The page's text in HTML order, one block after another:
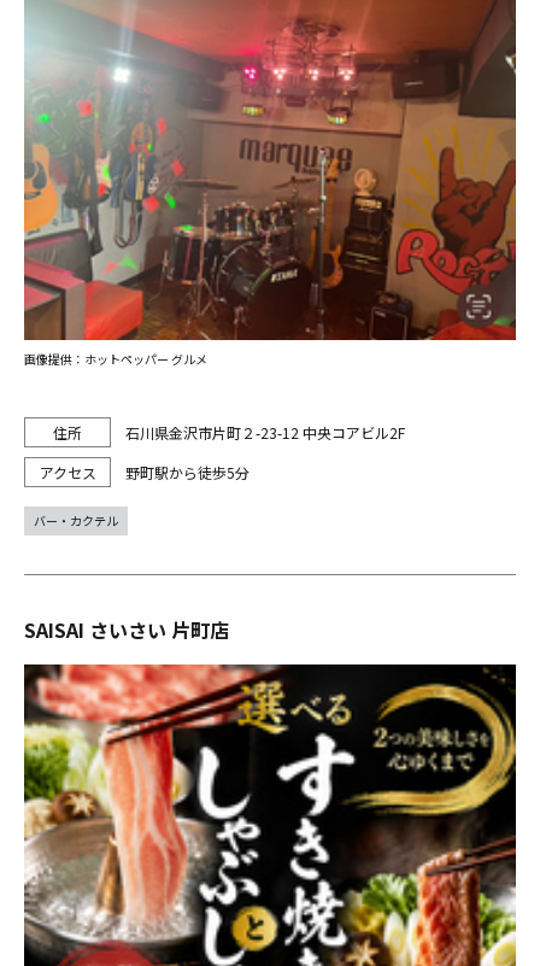
石川県金沢市片町２-23-12 中央コアビル2F
野町駅から徒歩5分
画像提供：ホットペッパー グルメ
バー・カクテル
SAISAI さいさい 片町店